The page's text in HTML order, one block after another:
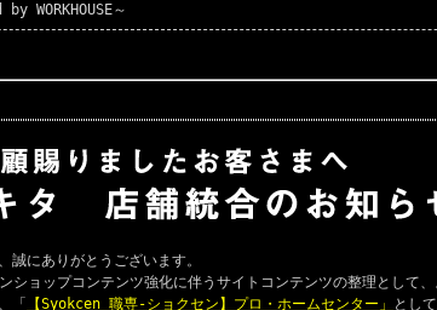
WORKHOUSE～
誠にありがとうございます。
ショップコンテンツ強化に伴うサイトコンテンツの整理として
「
【Syokcen 職専-ショクセン】プロ・ホームセンター」
とし